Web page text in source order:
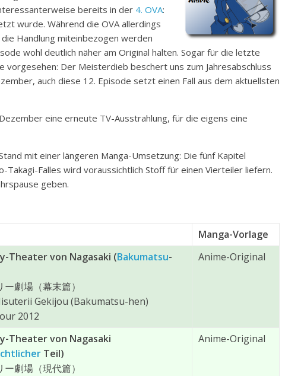
bereits in der 4. OVA:
wurde. Während die OVA allerdings
Handlung miteinbezogen werden
wohl deutlich näher am Original halten. Sogar für die letzte
vorgesehen: Der Meisterdieb beschert uns zum Jahresabschluss
auch diese 12. Episode setzt einen Fall aus dem aktuellsten
eine erneute TV-Ausstrahlung, für die eigens eine
mit einer längeren Manga-Umsetzung: Die fünf Kapitel
Takagi-Falles wird voraussichtlich Stoff für einen Vierteiler liefern.
geben.
Manga-Vorlage
Theater von Nagasaki (Bakumatsu-
劇場（幕末篇）
Gekijou (Bakumatsu-hen)
2012
Anime-Original
Theater von Nagasaki
Teil)
劇場（現代篇）
Anime-Original